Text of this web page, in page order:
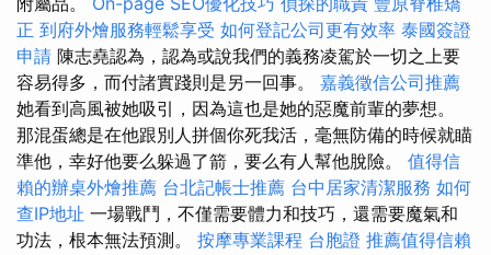
正 到府外燴服務輕鬆享受 如何登記公司更有效率 泰國簽證
申請 陳志堯認為，認為或說我們的義務凌駕於一切之上要
容易得多，而付諸實踐則是另一回事。 嘉義徵信公司推薦
她看到高風被她吸引，因為這也是她的惡魔前輩的夢想。
那混蛋總是在他跟別人拼個你死我活，毫無防備的時候就瞄
準他，幸好他要么躲過了箭，要么有人幫他脫險。 值得信
賴的辦桌外燴推薦 台北記帳士推薦 台中居家清潔服務 如何
查IP地址 一場戰鬥，不僅需要體力和技巧，還需要魔氣和
功法，根本無法預測。 按摩專業課程 台胞證 推薦值得信賴